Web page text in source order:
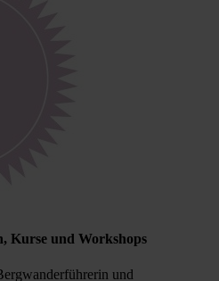
Kurse und Workshops
und